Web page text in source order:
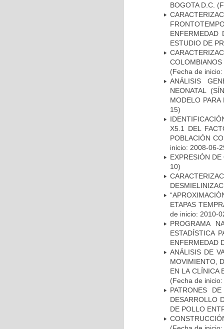
BOGOTA D.C.
ENFERMEDAD
ESTUDIO DE
(Fecha de
ANÁLISIS
NEONATAL
MODELO
15)
X5.1 DEL
POBLACIÓN
inicio: 2008-06-
EXPRESIÓN
10)
ETAPAS
de inicio: 2010-
PROGRAMA
ESTADÍSTICA
ENFERMEDAD
ANÁLISIS DE
MOVIMIENTO,
EN LA CLÍNICA
(Fecha de
PATRONES
DESARROLLO
DE POLLO